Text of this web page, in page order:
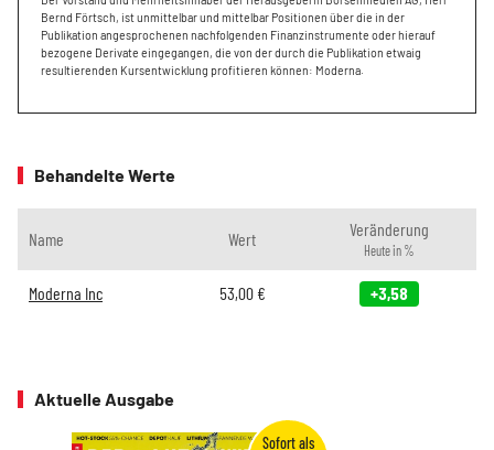
Bernd Förtsch, ist unmittelbar und mittelbar Positionen über die in der
Publikation angesprochenen nachfolgenden Finanzinstrumente oder hierauf
bezogene Derivate eingegangen, die von der durch die Publikation etwaig
resultierenden Kursentwicklung profitieren können: Moderna.
Behandelte Werte
Name Wert Veränderung
Heute in %
Moderna Inc 53,00€ +3,58
Aktuelle Ausgabe